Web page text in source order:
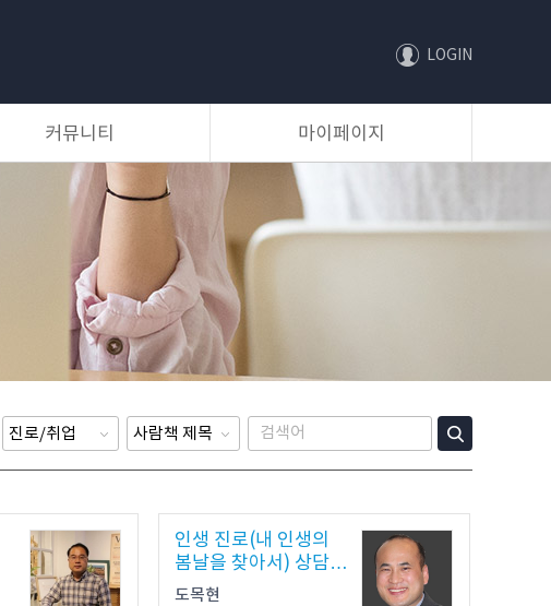
LOGIN
커뮤니티 마이페이지
대출 현황
등록 및 대출신청 관리
인생 진로(내 인생의
봄날을 찾아서) 상담,
강연
도목현